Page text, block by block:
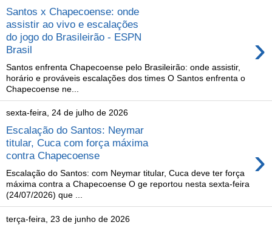
Santos x Chapecoense: onde
assistir ao vivo e escalações
do jogo do Brasileirão - ESPN
Brasil
›
Santos enfrenta Chapecoense pelo Brasileirão: onde assistir,
horário e prováveis escalações dos times O Santos enfrenta o
Chapecoense ne...
sexta-feira, 24 de julho de 2026
Escalação do Santos: Neymar
titular, Cuca com força máxima
contra Chapecoense
›
Escalação do Santos: com Neymar titular, Cuca deve ter força
máxima contra a Chapecoense O ge reportou nesta sexta-feira
(24/07/2026) que ...
terça-feira, 23 de junho de 2026